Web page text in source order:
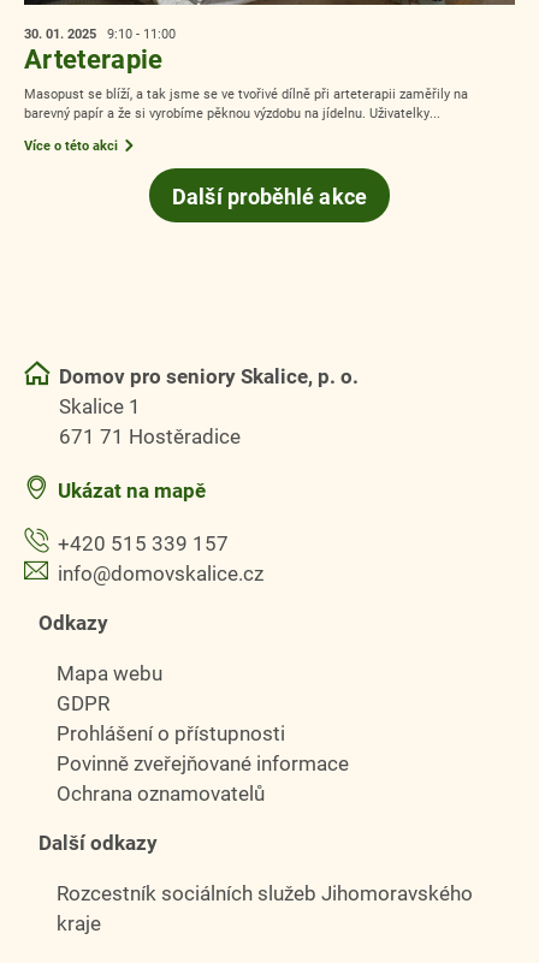
30. 01. 2025 9:10 - 11:00
Arteterapie
Masopust se blíží, a tak jsme se ve tvořivé dílně při arteterapii zaměřily na
barevný papír a že si vyrobíme pěknou výzdobu na jídelnu. Uživatelky...
Více o této akci
Další proběhlé akce
Domov pro seniory Skalice, p. o.
Skalice 1
671 71 Hostěradice
Ukázat na mapě
+420 515 339 157
info@domovskalice.cz
Odkazy
Mapa webu
GDPR
Prohlášení o přístupnosti
Povinně zveřejňované informace
Ochrana oznamovatelů
Další odkazy
Rozcestník sociálních služeb Jihomoravského
kraje